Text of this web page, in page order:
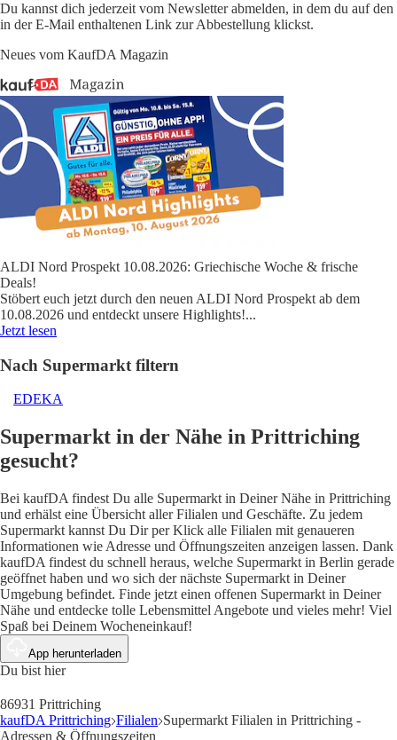
Du kannst dich jederzeit vom Newsletter abmelden, in dem du auf den
in der E-Mail enthaltenen Link zur Abbestellung klickst.
Neues vom KaufDA Magazin
ALDI Nord Prospekt 10.08.2026: Griechische Woche & frische
Deals!
Stöbert euch jetzt durch den neuen ALDI Nord Prospekt ab dem
10.08.2026 und entdeckt unsere Highlights!...
Jetzt lesen
Nach Supermarkt filtern
EDEKA
Supermarkt in der Nähe in Prittriching
gesucht?
Bei kaufDA findest Du alle Supermarkt in Deiner Nähe in Prittriching
und erhälst eine Übersicht aller Filialen und Geschäfte. Zu jedem
Supermarkt kannst Du Dir per Klick alle Filialen mit genaueren
Informationen wie Adresse und Öffnungszeiten anzeigen lassen. Dank
kaufDA findest du schnell heraus, welche Supermarkt in Berlin gerade
geöffnet haben und wo sich der nächste Supermarkt in Deiner
Umgebung befindet. Finde jetzt einen offenen Supermarkt in Deiner
Nähe und entdecke tolle Lebensmittel Angebote und vieles mehr! Viel
Spaß bei Deinem Wocheneinkauf!
App herunterladen
Du bist hier
86931 Prittriching
kaufDA Prittriching Filialen Supermarkt Filialen in Prittriching -
Adressen & Öffnungszeiten